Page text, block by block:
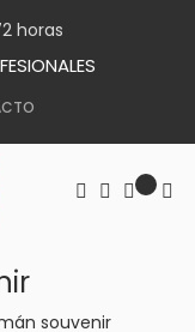
horas
souvenir